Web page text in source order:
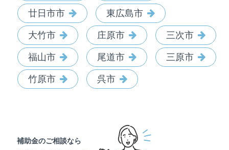
廿日市市 東広島市
大竹市 庄原市 三次市
福山市 尾道市 三原市
竹原市 呉市
補助金のご相談なら